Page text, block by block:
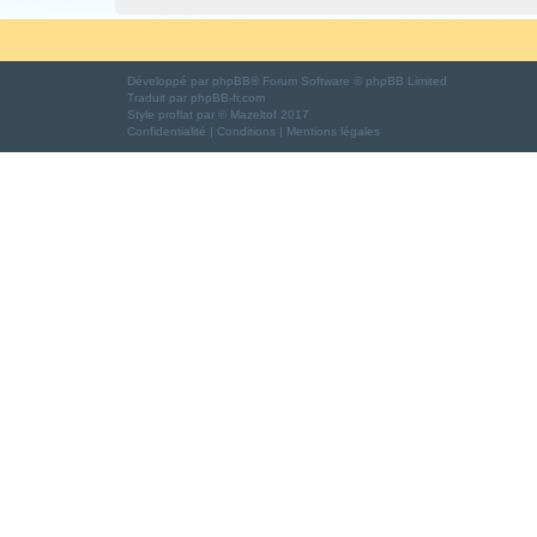
Développé par phpBB® Forum Software © phpBB Limited
Traduit par phpBB-fr.com
Style proflat par © Mazeltof 2017
Confidentialité | Conditions | Mentions légales